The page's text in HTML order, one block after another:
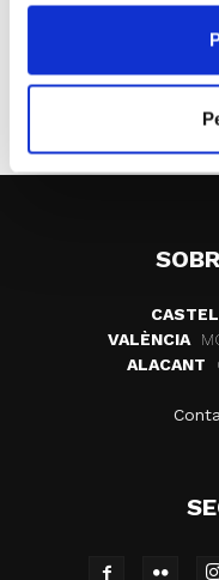
clubes
VALÈNCIA
ALACANT